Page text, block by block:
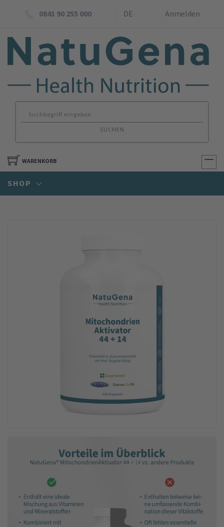
0841 90 255 000 DE Anmelden
SUCHEN
WARENKORB
SHOP